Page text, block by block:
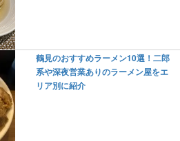
鶴見のおすすめラーメン10選！二郎
系や深夜営業ありのラーメン屋をエ
リア別に紹介